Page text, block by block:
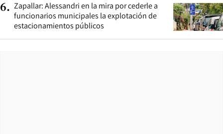
6. Zapallar: Alessandri en la mira por cederle a
funcionarios municipales la explotación de
estacionamientos públicos